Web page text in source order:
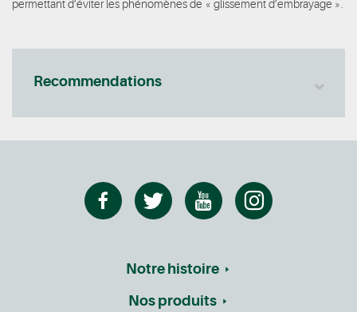
permettant d’éviter les phénomènes de « glissement d’embrayage ».
Recommendations
Notre histoire
Nos produits